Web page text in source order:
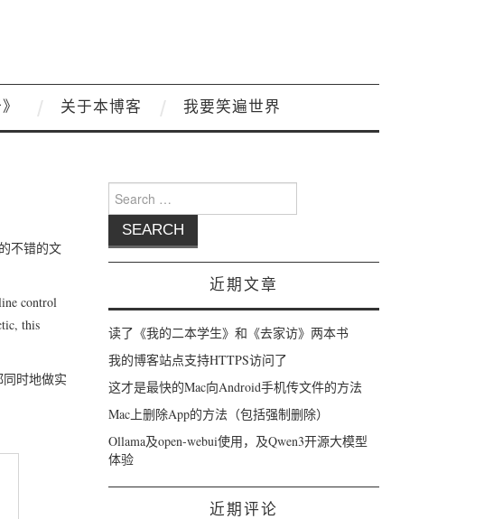
关于本博客 我要笑遍世界
不错的文
control
this
时地做实
Search for:
近期文章
读了《我的二本学生》和《去家访》两本书
我的博客站点支持HTTPS访问了
这才是最快的Mac向Android手机传文件的方法
Mac上删除App的方法（包括强制删除）
Ollama及open-webui使用，及Qwen3开源大模型
体验
近期评论